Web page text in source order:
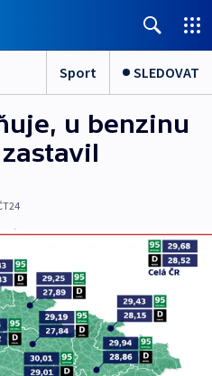
Sport SLEDOVAT
u benzinu